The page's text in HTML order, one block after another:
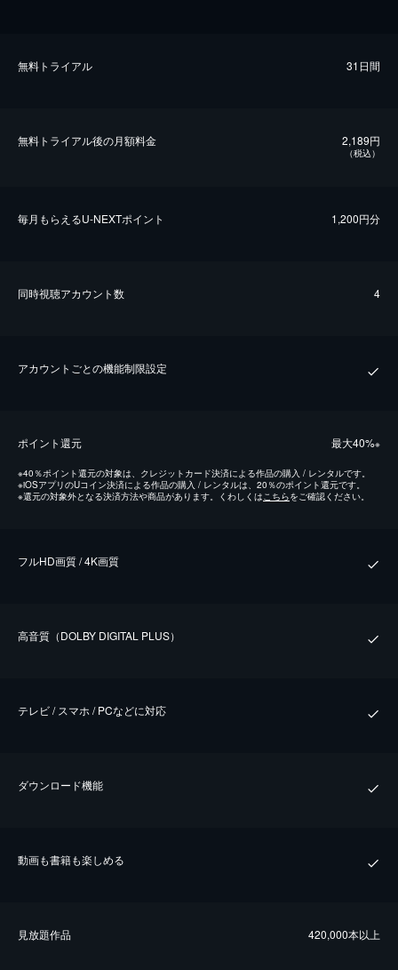
無料トライアル 31日間
無料トライアル後の⽉額料金 2,189円
（税込）
毎⽉もらえるU-NEXTポイント 1,200円分
同時視聴アカウント数 4
アカウントごとの機能制限設定
ポイント還元 最⼤40%※
※40％ポイント還元の対象は、クレジットカード決済による作品の購入 / レンタルです。
※iOSアプリのUコイン決済による作品の購入 / レンタルは、20％のポイント還元です。
※還元の対象外となる決済方法や商品があります。くわしくはこちらをご確認ください。
フルHD画質 / 4K画質
⾼⾳質（DOLBY DIGITAL PLUS）
テレビ / スマホ / PCなどに対応
ダウンロード機能
動画も書籍も楽しめる
⾒放題作品 420,000本以上